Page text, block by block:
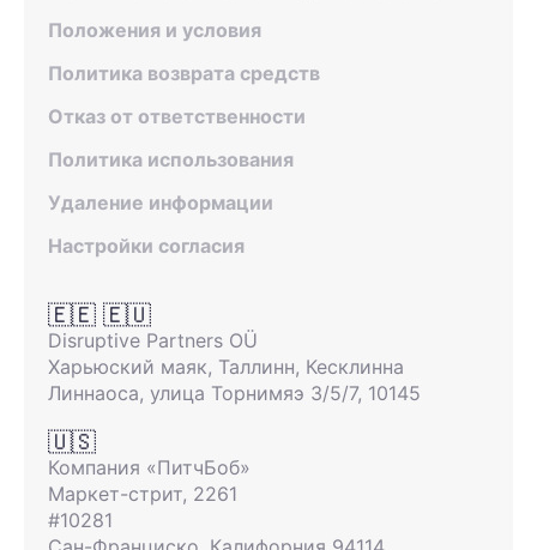
Положения и условия
Политика возврата средств
Отказ от ответственности
Политика использования
Удаление информации
Настройки согласия
🇪🇪 🇪🇺
Disruptive Partners OÜ
Харьюский маяк, Таллинн, Кесклинна
Линнаоса, улица Торнимяэ 3/5/7, 10145
🇺🇸
Компания «ПитчБоб»
Маркет-стрит, 2261
#10281